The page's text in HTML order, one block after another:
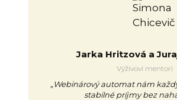
Jarka Hritzová a
Výživoví mentori
„Webinárový automat nám
stabilné príjmy bez